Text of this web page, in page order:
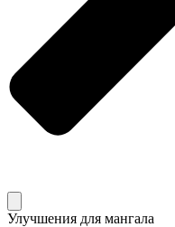
Улучшения для мангала